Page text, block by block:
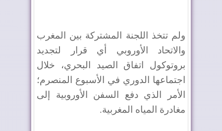
ولم تتخذ اللجنة المشتركة بين المغرب
والاتحاد الأوروبي أي قرار لتجديد
بروتوكول اتفاق الصيد البحري، خلال
اجتماعها الدوري في الأسبوع المنصرم؛
الأمر الذي دفع السفن الأوروبية إلى
مغادرة المياه المغربية.